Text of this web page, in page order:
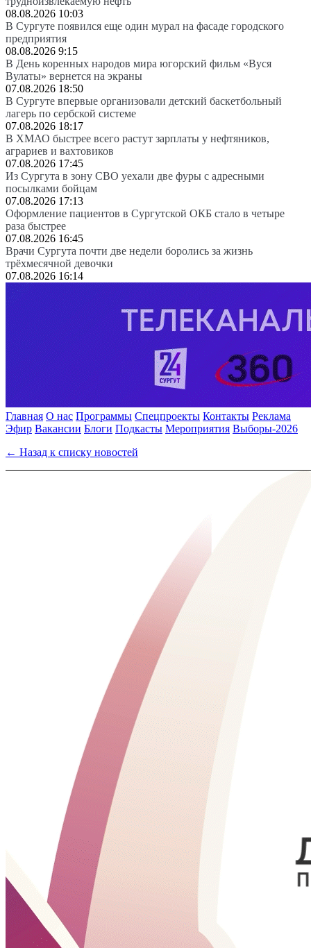
08.08.2026 10:03
В Сургуте появился еще один мурал на фасаде городского
предприятия
08.08.2026 9:15
В День коренных народов мира югорский фильм «Вуся
Вулаты» вернется на экраны
07.08.2026 18:50
В Сургуте впервые организовали детский баскетбольный
лагерь по сербской системе
07.08.2026 18:17
В ХМАО быстрее всего растут зарплаты у нефтяников,
аграриев и вахтовиков
07.08.2026 17:45
Из Сургута в зону СВО уехали две фуры с адресными
посылками бойцам
07.08.2026 17:13
Оформление пациентов в Сургутской ОКБ стало в четыре
раза быстрее
07.08.2026 16:45
Врачи Сургута почти две недели боролись за жизнь
трёхмесячной девочки
07.08.2026 16:14
Главная О нас Программы Спецпроекты Контакты Реклама
Эфир Вакансии Блоги Подкасты Мероприятия Выборы-2026
← Назад к списку новостей